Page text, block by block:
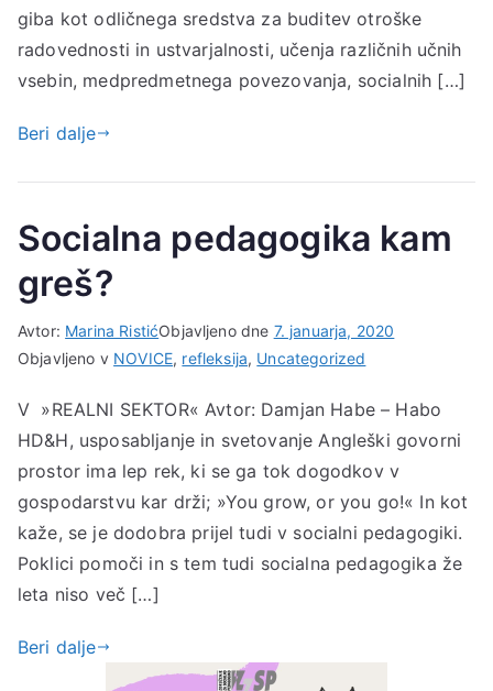
giba kot odličnega sredstva za buditev otroške
radovednosti in ustvarjalnosti, učenja različnih učnih
vsebin, medpredmetnega povezovanja, socialnih […]
Beri dalje
Socialna pedagogika kam
greš?
Avtor: Marina RistićObjavljeno dne 7. januarja, 2020
Objavljeno v NOVICE, refleksija, Uncategorized
V »REALNI SEKTOR« Avtor: Damjan Habe – Habo
HD&H, usposabljanje in svetovanje Angleški govorni
prostor ima lep rek, ki se ga tok dogodkov v
gospodarstvu kar drži; »You grow, or you go!« In kot
kaže, se je dodobra prijel tudi v socialni pedagogiki.
Poklici pomoči in s tem tudi socialna pedagogika že
leta niso več […]
Beri dalje